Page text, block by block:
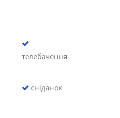
телебачення
сніданок